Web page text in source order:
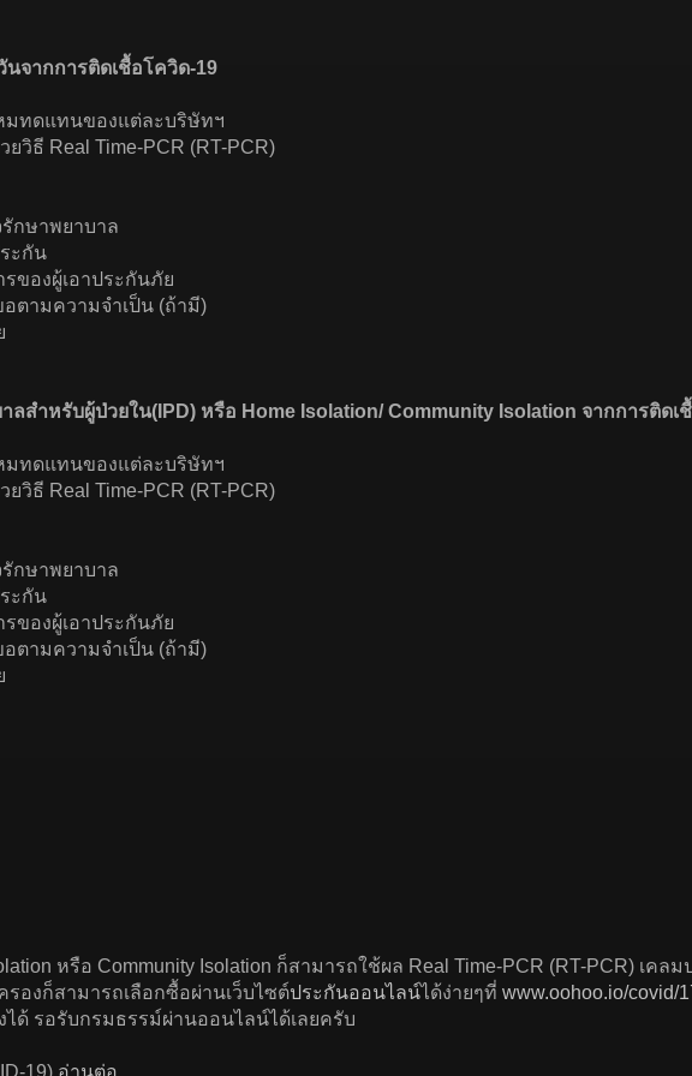
จากการติดเชื้อโควิด-19
มทดแทนของแต่ละบริษัทฯ
วิธี Real Time-PCR (RT-PCR)
กษาพยาบาล
ะกัน
ของผู้เอาประกันภัย
ตามความจำเป็น (ถ้ามี)
สำหรับผู้ป่วยใน(IPD) หรือ Home Isolation/ Community Isolation จากการติดเ
มทดแทนของแต่ละบริษัทฯ
วิธี Real Time-PCR (RT-PCR)
กษาพยาบาล
ะกัน
ของผู้เอาประกันภัย
ตามความจำเป็น (ถ้ามี)
หรือ Community Isolation ก็สามารถใช้ผล Real Time-PCR (RT-PCR) เคล
องก็สามารถเลือกซื้อผ่านเว็บไซต์ประกันออนไลน์ได้ง่ายๆที่ www.oohoo.io/covid/
ด้ รอรับกรมธรรม์ผ่านออนไลน์ได้เลยครับ
19) อ่านต่อ